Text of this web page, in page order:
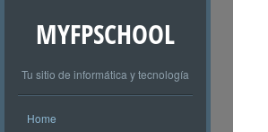
MYFPSCHOOL
Tu sitio de informática y tecnología
Home